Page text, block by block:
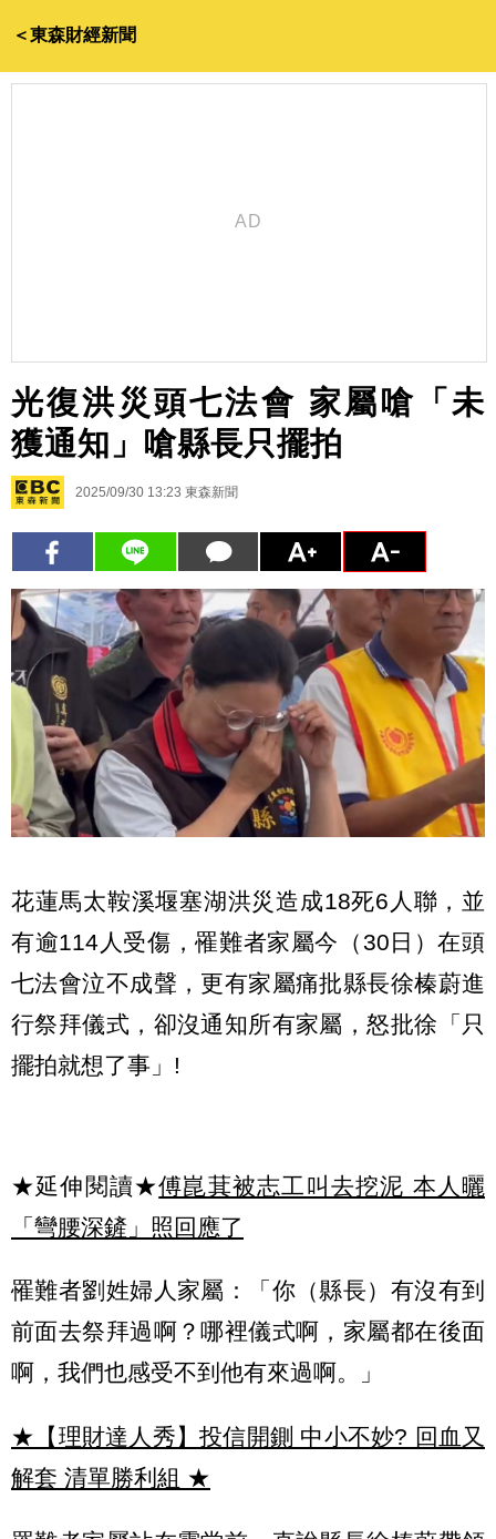
＜東森財經新聞
光復洪災頭七法會 家屬嗆「未
獲通知」嗆縣長只擺拍
2025/09/30 13:23 東森新聞
花蓮馬太鞍溪堰塞湖洪災造成18死6人聯，並
有逾114人受傷，罹難者家屬今（30日）在頭
七法會泣不成聲，更有家屬痛批縣長徐榛蔚進
行祭拜儀式，卻沒通知所有家屬，怒批徐「只
擺拍就想了事」!
★延伸閱讀★傅崑萁被志工叫去挖泥 本人曬
「彎腰深鏟」照回應了
罹難者劉姓婦人家屬：「你（縣長）有沒有到
前面去祭拜過啊？哪裡儀式啊，家屬都在後面
啊，我們也感受不到他有來過啊。」
★【理財達人秀】投信開鍘 中小不妙? 回血又
解套 清單勝利組 ★